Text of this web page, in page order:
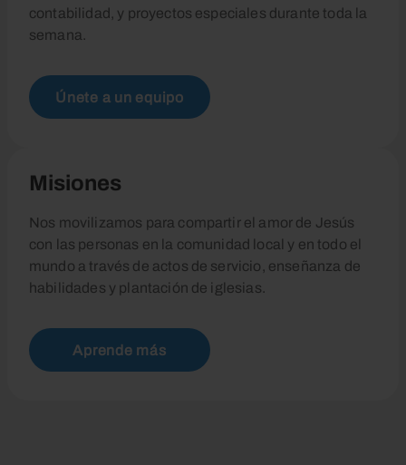
contabilidad, y proyectos especiales durante toda la
semana.
Únete a un equipo
Misiones
Nos movilizamos para compartir el amor de Jesús
con las personas en la comunidad local y en todo el
mundo a través de actos de servicio, enseñanza de
habilidades y plantación de iglesias.
Aprende más